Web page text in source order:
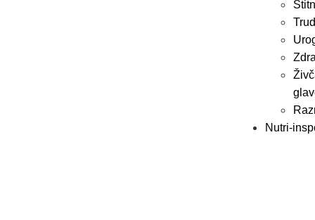
Nutri-